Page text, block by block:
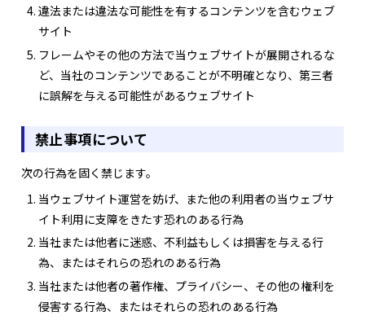
違法または違法な可能性を有するコンテンツを含むウェブ
サイト
フレームやその他の方法で当ウェブサイトが展開されるな
ど、当社のコンテンツであることが不明確となり、第三者
に誤解を与える可能性があるウェブサイト
禁止事項について
次の行為を固く禁じます。
当ウェブサイト運営を妨げ、また他の利用者の当ウェブサ
イト利用に支障をきたす恐れのある行為
当社または他者に迷惑、不利益もしくは損害を与える行
為、またはそれらの恐れのある行為
当社または他者の著作権、プライバシー、その他の権利を
侵害する行為、またはそれらの恐れのある行為